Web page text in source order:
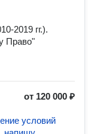
2019 гг.).
Право"
от 120 000 ₽
условий